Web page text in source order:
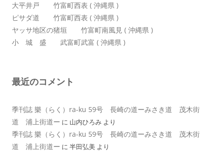
大平井戸 竹富町西表 ( 沖縄県 )
ピサダ道 竹富町西表 ( 沖縄県 )
ヤッサ地区の猪垣 竹富町南風見 ( 沖縄県 )
小 城 盛 武富町武富 ( 沖縄県 )
最近のコメント
季刊誌 樂（らく）ra-ku 59号 長崎の道ーみさき道 茂木街
道 浦上街道ー に 山内ひろみ より
季刊誌 樂（らく）ra-ku 59号 長崎の道ーみさき道 茂木街
道 浦上街道ー に 半田弘美 より